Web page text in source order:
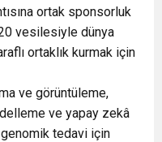
ortak sponsorluk
vesilesiyle dünya
ortaklık kurmak için
ve görüntüleme,
ve yapay zekâ
tedavi için